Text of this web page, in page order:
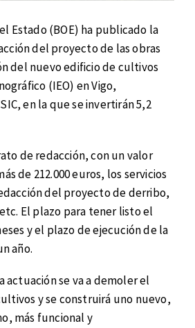
Estado (BOE) ha publicado la
del proyecto de las obras
del nuevo edificio de cultivos
(IEO) en Vigo,
en la que se invertirán 5,2
de redacción, con un valor
de 212.000 euros, los servicios
del proyecto de derribo,
El plazo para tener listo el
y el plazo de ejecución de la
año.
actuación se va a demoler el
y se construirá uno nuevo,
más funcional y